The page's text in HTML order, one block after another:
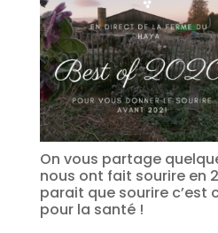
On vous partage
nous ont fait sourire en
parait que sourire c’est
pour la santé !